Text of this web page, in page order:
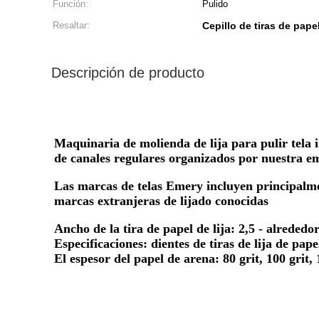
Función:
Pulido
Resaltar:
Cepillo de tiras de
Descripción de producto
Maquinaria de molienda de lija para pulir tela
de canales regulares organizados por nuestra
Las marcas de telas Emery incluyen
marcas extranjeras de lijado conocidas
Ancho de la tira de papel de lija: 2,5 -
Especificaciones: dientes de tiras de lija de
El espesor del papel de arena: 80 grit, 100